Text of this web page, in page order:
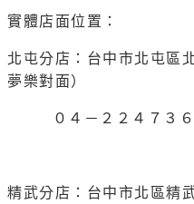
實體店面位置：
北屯分店：台中市北屯區
夢樂對面）
０４－２２４７３６
精武分店：台中市北區精